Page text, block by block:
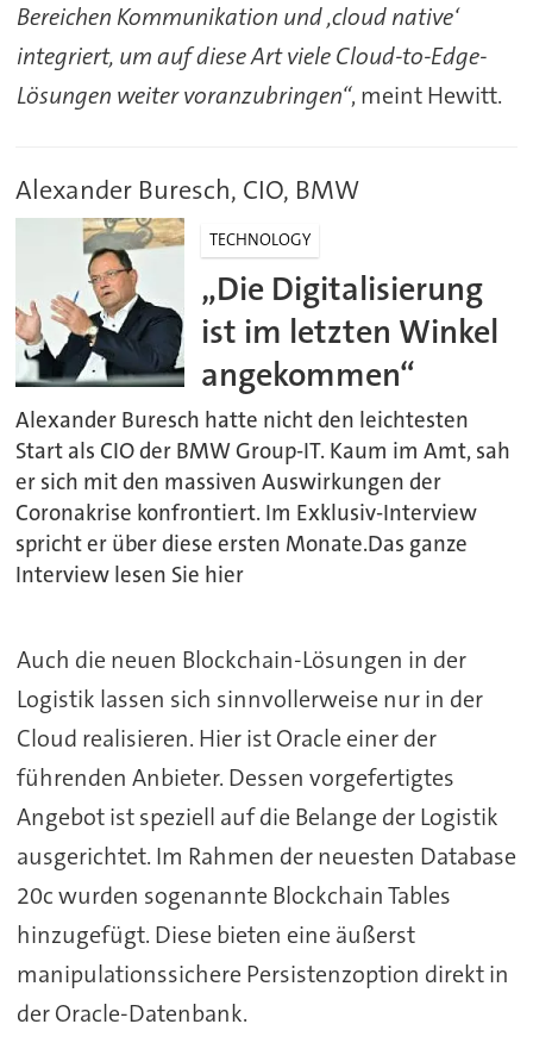
Bereichen Kommunikation und ,cloud native‘
integriert, um auf diese Art viele Cloud-to-Edge-
Lösungen weiter voranzubringen“, meint Hewitt.
Alexander Buresch, CIO, BMW
TECHNOLOGY
„Die Digitalisierung
ist im letzten Winkel
angekommen“
Alexander Buresch hatte nicht den leichtesten
Start als CIO der BMW Group-IT. Kaum im Amt, sah
er sich mit den massiven Auswirkungen der
Coronakrise konfrontiert. Im Exklusiv-Interview
spricht er über diese ersten Monate.Das ganze
Interview lesen Sie hier
Auch die neuen Blockchain-Lösungen in der
Logistik lassen sich sinnvollerweise nur in der
Cloud realisieren. Hier ist Oracle einer der
führenden Anbieter. Dessen vorgefertigtes
Angebot ist speziell auf die Belange der Logistik
ausgerichtet. Im Rahmen der neuesten Database
20c wurden sogenannte Blockchain Tables
hinzugefügt. Diese bieten eine äußerst
manipulationssichere Persistenzoption direkt in
der Oracle-Datenbank.